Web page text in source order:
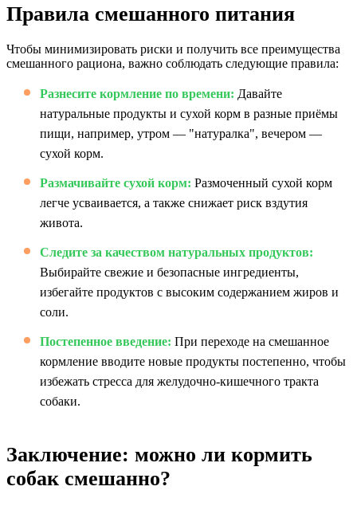
Правила смешанного питания
Чтобы минимизировать риски и получить все преимущества
смешанного рациона, важно соблюдать следующие правила:
Разнесите кормление по времени: Давайте
натуральные продукты и сухой корм в разные приёмы
пищи, например, утром — "натуралка", вечером —
сухой корм.
Размачивайте сухой корм: Размоченный сухой корм
легче усваивается, а также снижает риск вздутия
живота.
Следите за качеством натуральных продуктов:
Выбирайте свежие и безопасные ингредиенты,
избегайте продуктов с высоким содержанием жиров и
соли.
Постепенное введение: При переходе на смешанное
кормление вводите новые продукты постепенно, чтобы
избежать стресса для желудочно-кишечного тракта
собаки.
Заключение: можно ли кормить
собак смешанно?